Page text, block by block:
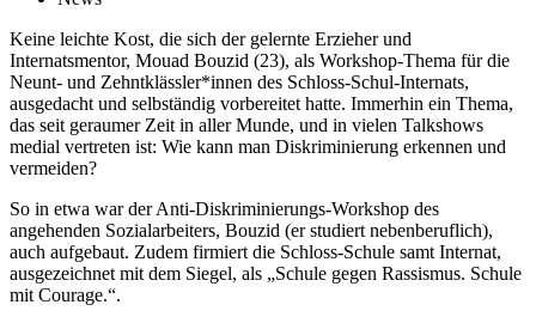
Keine leichte Kost, die sich der gelernte Erzieher und
Internatsmentor, Mouad Bouzid (23), als Workshop-Thema für die
Neunt- und Zehntklässler*innen des Schloss-Schul-Internats,
ausgedacht und selbständig vorbereitet hatte. Immerhin ein Thema,
das seit geraumer Zeit in aller Munde, und in vielen Talkshows
medial vertreten ist: Wie kann man Diskriminierung erkennen und
vermeiden?
So in etwa war der Anti-Diskriminierungs-Workshop des
angehenden Sozialarbeiters, Bouzid (er studiert nebenberuflich),
auch aufgebaut. Zudem firmiert die Schloss-Schule samt Internat,
ausgezeichnet mit dem Siegel, als „Schule gegen Rassismus. Schule
mit Courage.“.